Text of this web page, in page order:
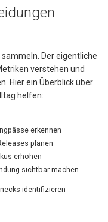
Der eigentliche
verstehen und
Hier ein Überblick über
helfen:
erkennen
planen
erhöhen
sichtbar machen
identifizieren